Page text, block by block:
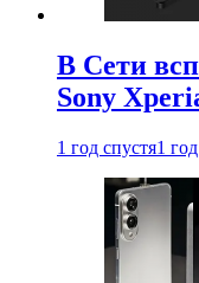
В Сети
Sony
1 год спустя1